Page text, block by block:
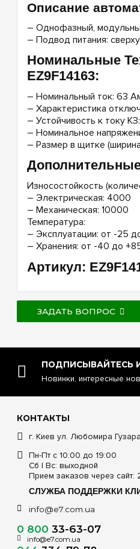
Описание
– Однофазный,
– Подвод питания: сверху
Номинальные
EZ9F14163:
– Номинальный ток: 63
– Характеристика
– Устойчивость к току
– Номинальное
– Размер в щитке
Износостойкость
– Электрическая: 4000
– Механическая: 10000
Температура:
– Эксплуатации: от -25
– Хранения: от -40 до
Артикул:
ЗАДАТЬ ВОПРОС
ПОДПИСЫВАЙТЕСЬ
Новинки, интересные
КОНТАКТЫ
г. Киев ул. Любомира
Пн-Пт с 10:00 до 19:00
Сб | Вс: выходной
Прием заказов через сайт:
СЛУЖБА ПОДДЕРЖКИ
info@e7.com.ua
0 800 33-63-07
info@e7.com.ua